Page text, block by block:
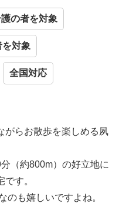
の者を対象
対象
全国対応
がらお散歩を楽しめる夙
（約800m）の好立地に
す。
のも嬉しいですよね。